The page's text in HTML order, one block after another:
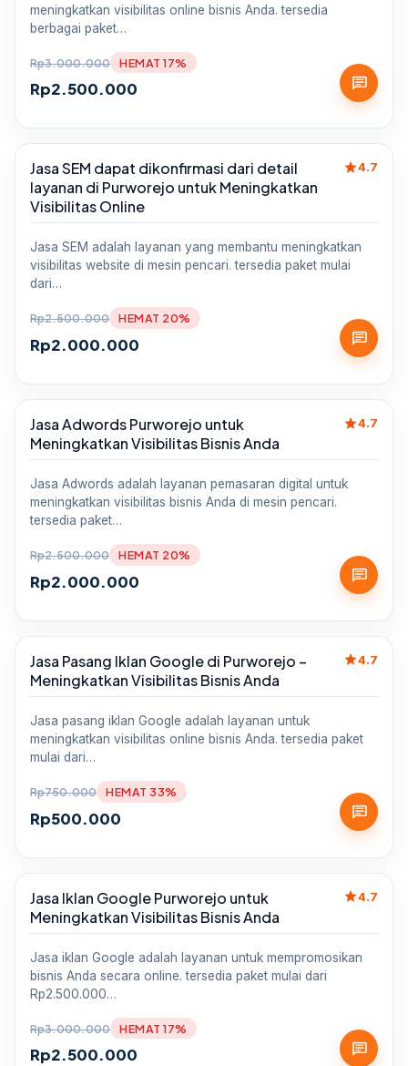
meningkatkan visibilitas online bisnis Anda. tersedia
berbagai paket…
Rp3.000.000
Rp2.500.000
HEMAT 17%
chat
Sale
Jasa SEM dapat dikonfirmasi dari detail
layanan di Purworejo untuk Meningkatkan
Visibilitas Online
star4.7
Jasa SEM adalah layanan yang membantu meningkatkan
visibilitas website di mesin pencari. tersedia paket mulai
dari…
Rp2.500.000
Rp2.000.000
HEMAT 20%
chat
Sale
Jasa Adwords Purworejo untuk
Meningkatkan Visibilitas Bisnis Anda
star4.7
Jasa Adwords adalah layanan pemasaran digital untuk
meningkatkan visibilitas bisnis Anda di mesin pencari.
tersedia paket…
Rp2.500.000
Rp2.000.000
HEMAT 20%
chat
Sale
Jasa Pasang Iklan Google di Purworejo –
Meningkatkan Visibilitas Bisnis Anda
star4.7
Jasa pasang iklan Google adalah layanan untuk
meningkatkan visibilitas online bisnis Anda. tersedia paket
mulai dari…
Rp750.000
Rp500.000
HEMAT 33%
chat
Sale
Jasa Iklan Google Purworejo untuk
Meningkatkan Visibilitas Bisnis Anda
star4.7
Jasa iklan Google adalah layanan untuk mempromosikan
bisnis Anda secara online. tersedia paket mulai dari
Rp2.500.000…
Rp3.000.000
Rp2.500.000
HEMAT 17%
chat